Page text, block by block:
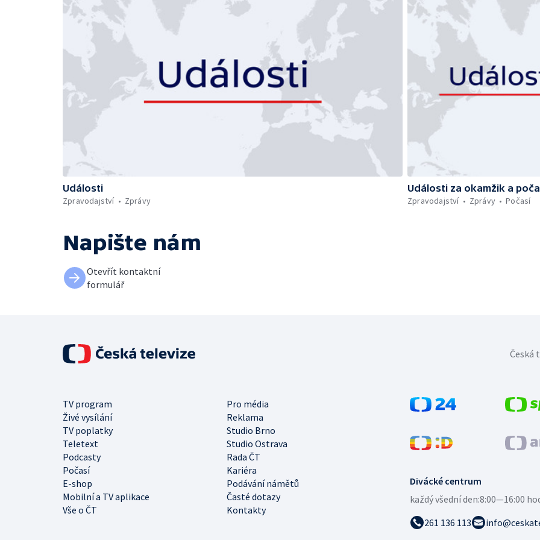
Události
Zpravodajství
Zprávy
Události za okamžik a
Zpravodajství
Zprávy Počasí
Napište nám
Otevřít kontaktní
formulář
Divácké centrum
každý všední den:8:00—16:00
261 136 113
TV program
Pro média
Živé vysílání
Reklama
TV poplatky
Studio Brno
Teletext
Studio Ostrava
Podcasty
Rada ČT
Počasí
Kariéra
E-shop
Podávání námětů
Mobilní a TV aplikace
Časté dotazy
Vše o ČT
Kontakty
Česká